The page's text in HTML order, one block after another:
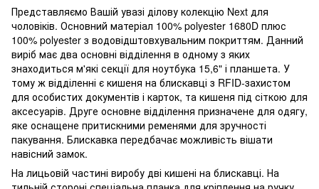
Представляємо Вашій увазі ділову колекцію Next для
чоловіків. Основний матеріал 100% polyester 1680D плюс
100% polyester з водовідштовхувальним покриттям. Данний
виріб має два основні відділення в одному з яких
знаходиться м'які секції для ноутбука 15,6" і планшета. У
тому ж відділенні є кишеня на блискавці з RFID-захистом
для особистих документів і карток, та кишеня під сіткою для
аксесуарів. Друге основне відділення призначене для одягу,
яке оснащене притискними ременями для зручності
пакування. Блискавка передбачає можливість вішати
навісний замок.
На лицьовій частині виробу дві кишені на блискавці. На